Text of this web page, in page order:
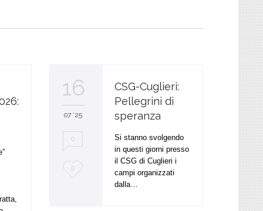
16
07 '25
0
L
0
CSG-Cuglieri:
Pellegrini di
speranza
Si stanno svolgendo
in questi giorni presso
il CSG di Cuglieri i
campi organizzati
dalla…